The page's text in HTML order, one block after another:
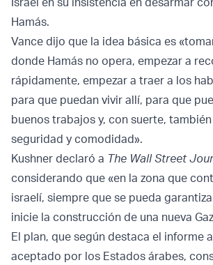
Hamás.
Vance dijo que la idea básica es
donde Hamás no opera, empezar a
rápidamente, empezar a traer a los
para que puedan vivir allí, para que
buenos trabajos y, con suerte,
seguridad y comodidad».
Kushner declaró a The Wall Street
considerando que «en la zona que
israelí, siempre que se pueda
inicie la construcción de una nueva
El plan, que según destaca el informe
aceptado por los Estados árabes,